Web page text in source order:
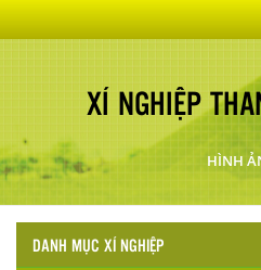
XÍ NGHIỆP
HÌNH
DANH MỤC XÍ NGHIỆP